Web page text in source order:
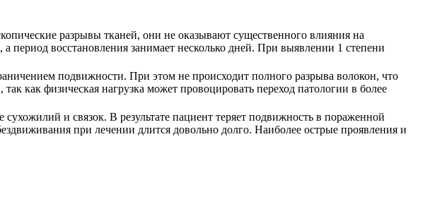
разрывы тканей, они не оказывают существенного влияния на
восстановления занимает несколько дней. При выявлении 1 степени
подвижности. При этом не происходит полного разрыва волокон, что
как физическая нагрузка может провоцировать переход патологии в более
и связок. В результате пациент теряет подвижность в пораженной
при лечении длится довольно долго. Наиболее острые проявления и